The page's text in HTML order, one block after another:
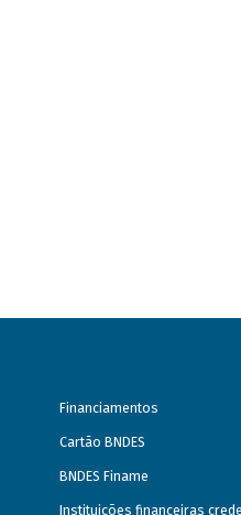
Financiamentos
Cartão BNDES
BNDES Finame
Instituições financeiras